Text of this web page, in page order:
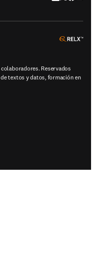
Reservados
textos y datos, formación en